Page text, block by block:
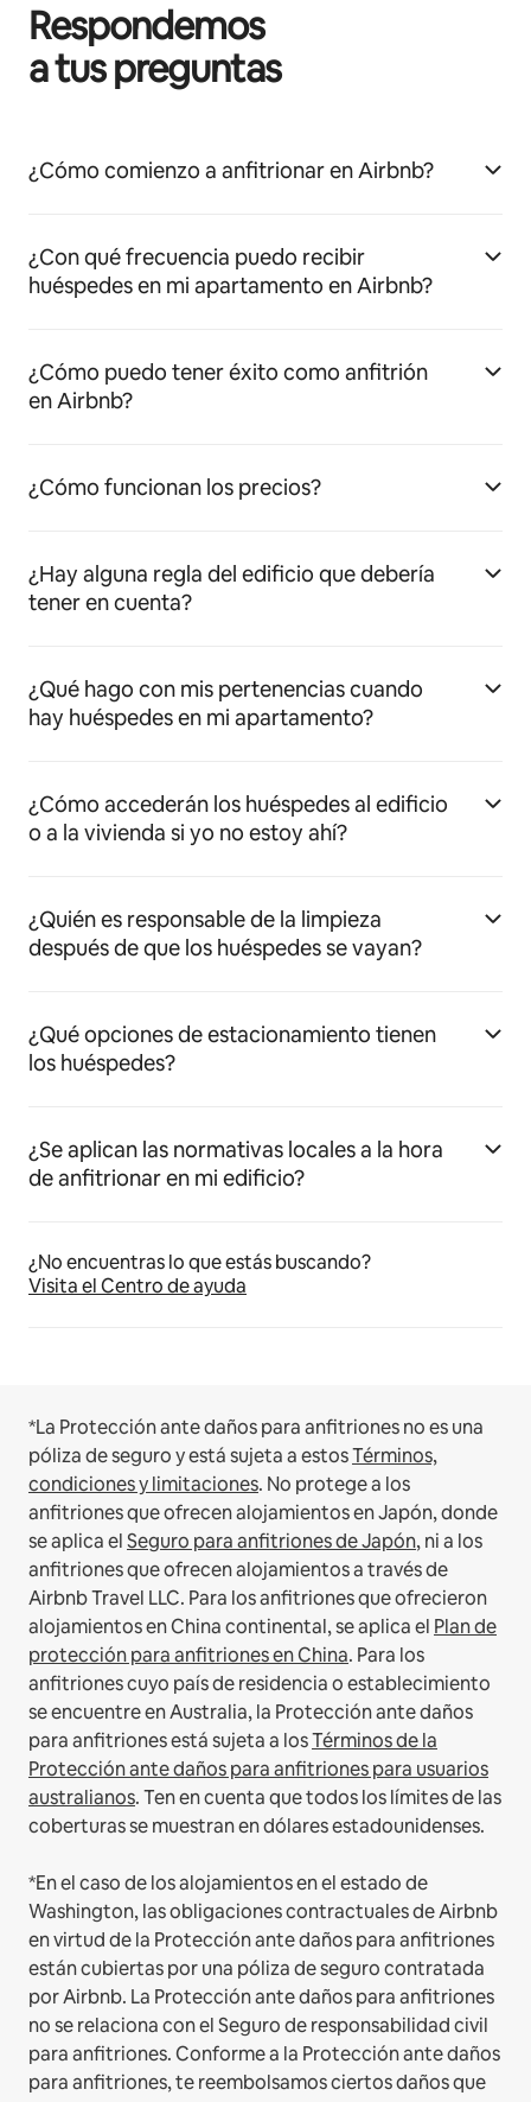
Respondemos
a tus preguntas
¿Cómo comienzo a anfitrionar en Airbnb?
¿Con qué frecuencia puedo recibir
huéspedes en mi apartamento en Airbnb?
¿Cómo puedo tener éxito como anfitrión
en Airbnb?
¿Cómo funcionan los precios?
¿Hay alguna regla del edificio que debería
tener en cuenta?
¿Qué hago con mis pertenencias cuando
hay huéspedes en mi apartamento?
¿Cómo accederán los huéspedes al edificio
o a la vivienda si yo no estoy ahí?
¿Quién es responsable de la limpieza
después de que los huéspedes se vayan?
¿Qué opciones de estacionamiento tienen
los huéspedes?
¿Se aplican las normativas locales a la hora
de anfitrionar en mi edificio?
¿No encuentras lo que estás buscando?
Visita el Centro de ayuda
*La Protección ante daños para anfitriones no es una
póliza de seguro y está sujeta a estosTérminos,
condiciones y limitaciones. No protege a los
anfitriones que ofrecen alojamientos en Japón, donde
se aplica elSeguro para anfitriones de Japón, ni a los
anfitriones que ofrecen alojamientos a través de
Airbnb Travel LLC. Para los anfitriones que ofrecieron
alojamientos en China continental, se aplica el Plan de
protección para anfitriones en China. Para los
anfitriones cuyo país de residencia o establecimiento
se encuentre en Australia, la Protección ante daños
para anfitriones está sujeta a losTérminos de la
Protección ante daños para anfitriones para usuarios
australianos. Ten en cuenta que todos los límites de las
coberturas se muestran en dólares estadounidenses.
*En el caso de los alojamientos en el estado de
Washington, las obligaciones contractuales de Airbnb
en virtud de la Protección ante daños para anfitriones
están cubiertas por una póliza de seguro contratada
por Airbnb. La Protección ante daños para anfitriones
no se relaciona con el Seguro de responsabilidad civil
para anfitriones. Conforme a la Protección ante daños
para anfitriones, te reembolsamos ciertos daños que